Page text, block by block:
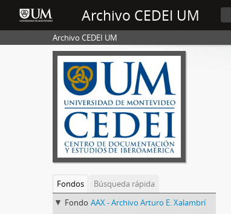
Archivo CEDEI UM
Archivo CEDEI UM
Fondos
Búsqueda rápida
Fondo AAX - Archivo Arturo E. Xalambrí